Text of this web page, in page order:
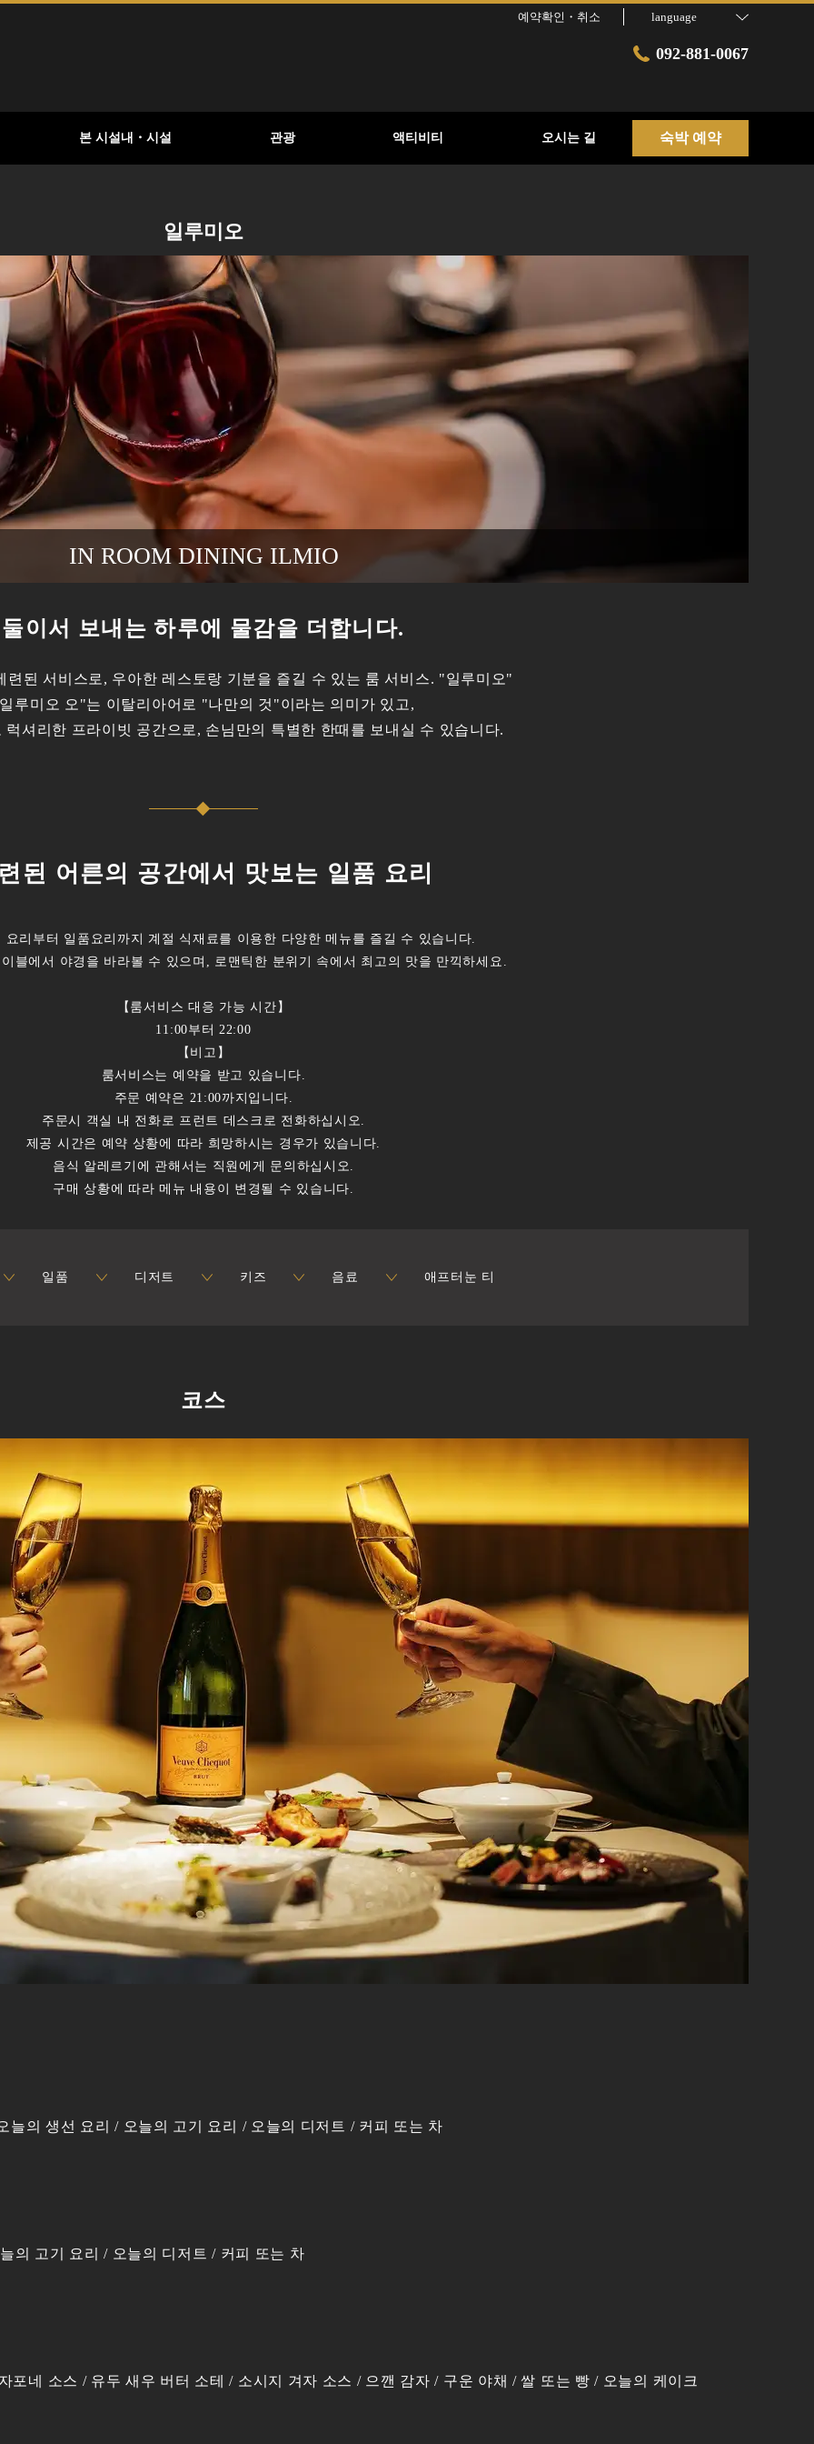
예약확인・취소 language
092-881-0067
본 시설내・시설 관광 액티비티 오시는 길 숙박 예약
일루미오
IN ROOM DINING ILMIO
둘이서 보내는 하루에 물감을 더합니다.
련된 서비스로, 우아한 레스토랑 기분을 즐길 수 있는 룸 서비스. "일루미오"
루미오 오"는 이탈리아어로 "나만의 것"이라는 의미가 있고,
럭셔리한 프라이빗 공간으로, 손님만의 특별한 한때를 보내실 수 있습니다.
된 어른의 공간에서 맛보는 일품 요리
요리부터 일품요리까지 계절 식재료를 이용한 다양한 메뉴를 즐길 수 있습니다.
블에서 야경을 바라볼 수 있으며, 로맨틱한 분위기 속에서 최고의 맛을 만끽하세요.
【룸서비스 대응 가능 시간】
11:00부터 22:00
【비고】
룸서비스는 예약을 받고 있습니다.
주문 예약은 21:00까지입니다.
주문시 객실 내 전화로 프런트 데스크로 전화하십시오.
제공 시간은 예약 상황에 따라 희망하시는 경우가 있습니다.
음식 알레르기에 관해서는 직원에게 문의하십시오.
구매 상황에 따라 메뉴 내용이 변경될 수 있습니다.
일품 디저트 키즈 음료 애프터눈 티
코스
의 생선 요리 / 오늘의 고기 요리 / 오늘의 디저트 / 커피 또는 차
의 고기 요리 / 오늘의 디저트 / 커피 또는 차
포네 소스 / 유두 새우 버터 소테 / 소시지 겨자 소스 / 으깬 감자 / 구운 야채 / 쌀 또는 빵 / 오늘의 케이크